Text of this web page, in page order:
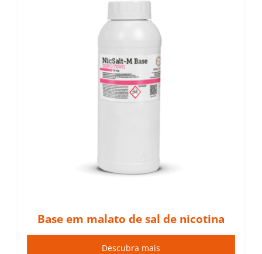
Base em malato de sal de nicotina
Descubra mais